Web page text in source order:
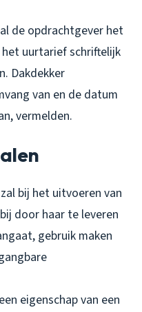
de opdrachtgever het
uurtarief schriftelijk
Dakdekker
van en de datum
vermelden.
bij het uitvoeren van
door haar te leveren
gebruik maken
eigenschap van een